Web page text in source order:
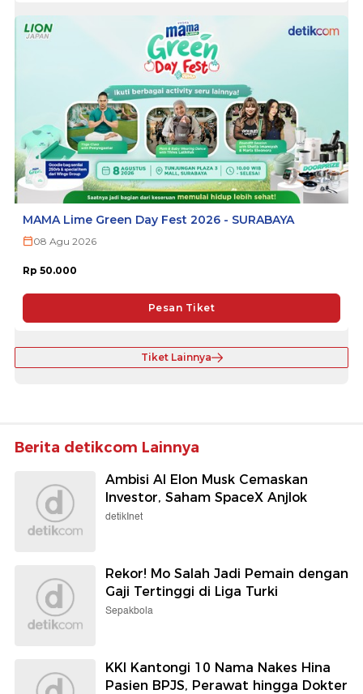
MAMA Lime Green Day Fest 2026 - SURABAYA
08 Agu 2026
Rp 50.000
Pesan Tiket
Tiket Lainnya
Berita detikcom Lainnya
Ambisi AI Elon Musk Cemaskan
Investor, Saham SpaceX Anjlok
detikInet
Rekor! Mo Salah Jadi Pemain dengan
Gaji Tertinggi di Liga Turki
Sepakbola
KKI Kantongi 10 Nama Nakes Hina
Pasien BPJS, Perawat hingga Dokter